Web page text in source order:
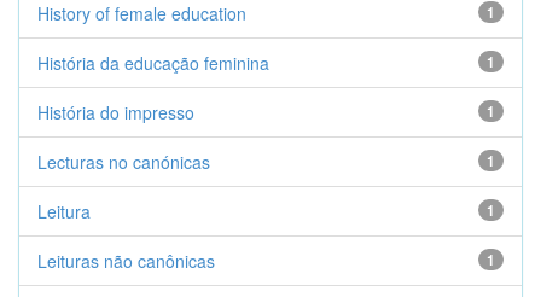
1
History of female education
1
História da educação feminina
1
História do impresso
1
Lecturas no canónicas
1
Leitura
1
Leituras não canônicas